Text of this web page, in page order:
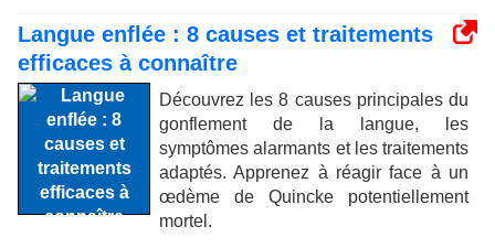
Langue enflée : 8 causes et traitements
efficaces à connaître
Découvrez les 8 causes principales du
gonflement de la langue, les
symptômes alarmants et les traitements
adaptés. Apprenez à réagir face à un
œdème de Quincke potentiellement
mortel.